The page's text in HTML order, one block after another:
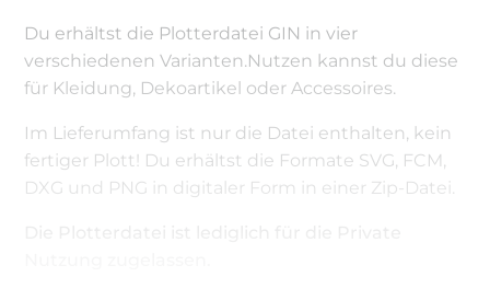
Du erhältst die Plotterdatei GIN in vier
verschiedenen Varianten.Nutzen kannst du diese
für Kleidung, Dekoartikel oder Accessoires.
Im Lieferumfang ist nur die Datei enthalten, kein
fertiger Plott! Du erhältst die Formate SVG, FCM,
DXG und PNG in digitaler Form in einer Zip-Datei.